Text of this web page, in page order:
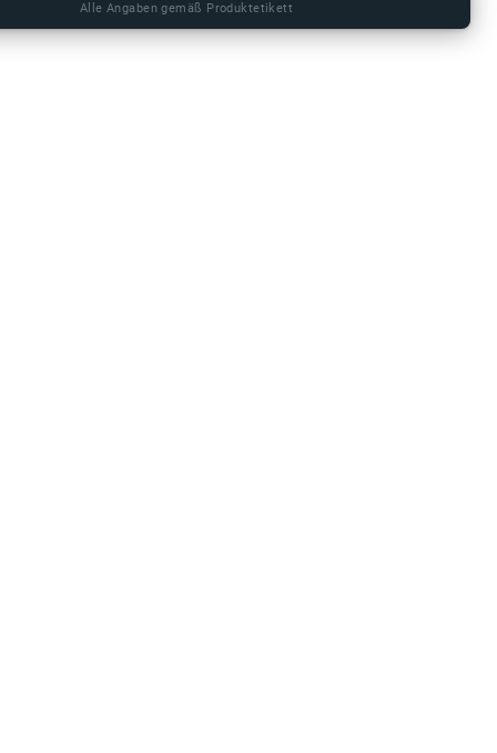
Alle Angaben gemäß Produktetikett